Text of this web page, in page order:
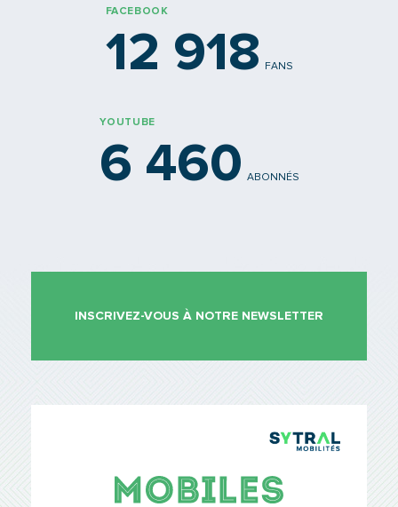
FACEBOOK
12 918 FANS
YOUTUBE
6 460 ABONNÉS
INSCRIVEZ-VOUS À NOTRE NEWSLETTER